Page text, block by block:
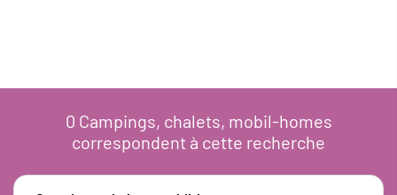
0 Campings, chalets, mobil-homes
correspondent à cette recherche